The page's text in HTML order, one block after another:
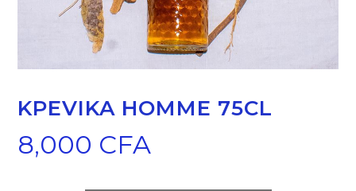
KPEVIKA HOMME 75CL
8,000 CFA